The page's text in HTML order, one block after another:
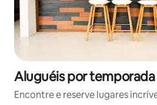
Aluguéis por
Encontre e reserve lugares